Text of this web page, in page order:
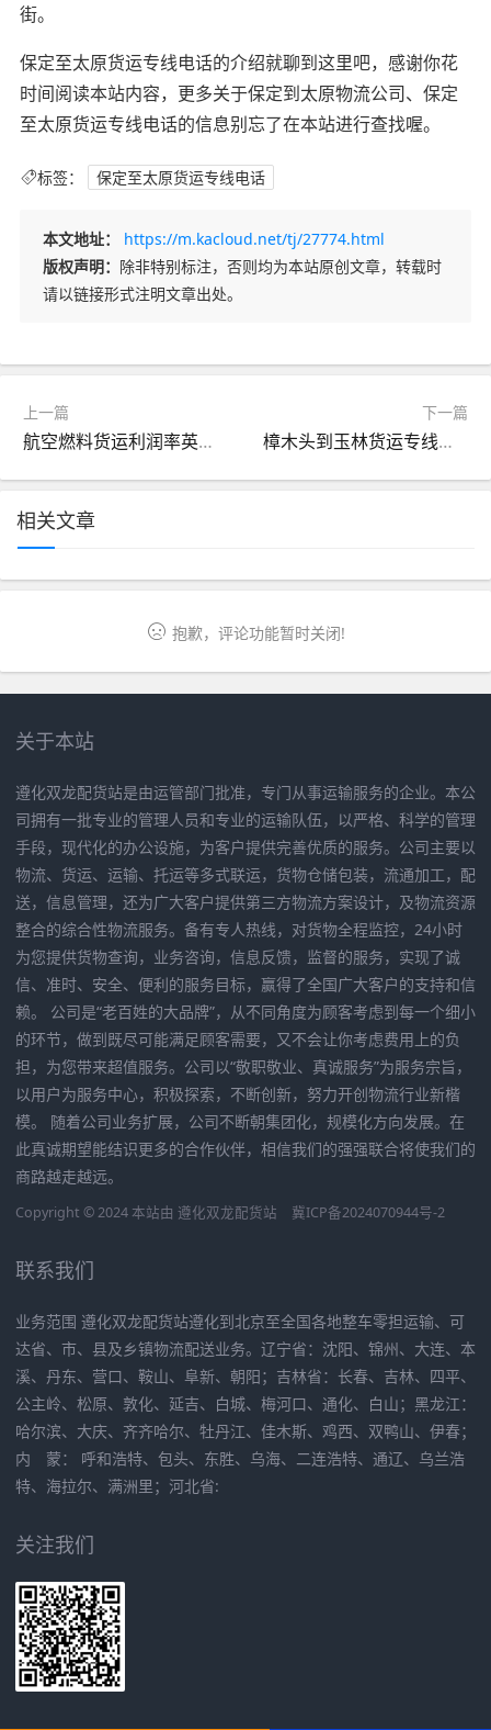
街。
保定至太原货运专线电话的介绍就聊到这里吧，感谢你花
时间阅读本站内容，更多关于保定到太原物流公司、保定
至太原货运专线电话的信息别忘了在本站进行查找喔。
标签： 保定至太原货运专线电话
本文地址：
https://m.kacloud.net/tj/27774.html
版权声明： 除非特别标注，否则均为本站原创文章，转载时
请以链接形式注明文章出处。
上一篇
航空燃料货运利润率英语（货运的利润率）
下一篇
樟木头到玉林货运专线（樟木头火车站到玉林火车站时刻表）
相关文章
抱歉，评论功能暂时关闭!
关于本站
遵化双龙配货站是由运管部门批准，专门从事运输服务的企业。本公
司拥有一批专业的管理人员和专业的运输队伍，以严格、科学的管理
手段，现代化的办公设施，为客户提供完善优质的服务。公司主要以
物流、货运、运输、托运等多式联运，货物仓储包装，流通加工，配
送，信息管理，还为广大客户提供第三方物流方案设计，及物流资源
整合的综合性物流服务。备有专人热线，对货物全程监控，24小时
为您提供货物查询，业务咨询，信息反馈，监督的服务，实现了诚
信、准时、安全、便利的服务目标，赢得了全国广大客户的支持和信
赖。 公司是“老百姓的大品牌”，从不同角度为顾客考虑到每一个细小
的环节，做到既尽可能满足顾客需要，又不会让你考虑费用上的负
担，为您带来超值服务。公司以“敬职敬业、真诚服务”为服务宗旨，
以用户为服务中心，积极探索，不断创新，努力开创物流行业新楷
模。 随着公司业务扩展，公司不断朝集团化，规模化方向发展。在
此真诚期望能结识更多的合作伙伴，相信我们的强强联合将使我们的
商路越走越远。
Copyright © 2024 本站由 遵化双龙配货站 冀ICP备2024070944号-2
联系我们
业务范围 遵化双龙配货站遵化到北京至全国各地整车零担运输、可
达省、市、县及乡镇物流配送业务。辽宁省：沈阳、锦州、大连、本
溪、丹东、营口、鞍山、阜新、朝阳；吉林省：长春、吉林、四平、
公主岭、松原、敦化、延吉、白城、梅河口、通化、白山；黑龙江：
哈尔滨、大庆、齐齐哈尔、牡丹江、佳木斯、鸡西、双鸭山、伊春；
内 蒙： 呼和浩特、包头、东胜、乌海、二连浩特、通辽、乌兰浩
特、海拉尔、满洲里；河北省:
关注我们